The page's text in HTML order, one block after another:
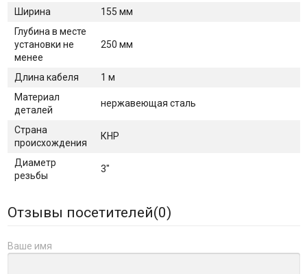
Ширина
155 мм
Глубина в месте
установки не
менее
250 мм
Длина кабеля
1 м
Материал
деталей
нержавеющая сталь
Страна
происхождения
КНР
Диаметр
резьбы
3"
Отзывы посетителей(0)
Ваше имя